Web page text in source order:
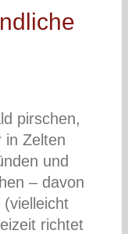
pirschen,
Zelten
und
– davon
richtet